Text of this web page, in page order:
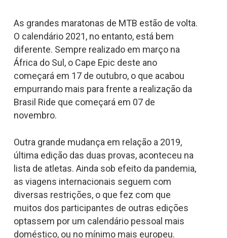
As grandes maratonas de MTB estão de volta.
O calendário 2021, no entanto, está bem
diferente. Sempre realizado em março na
África do Sul, o Cape Epic deste ano
começará em 17 de outubro, o que acabou
empurrando mais para frente a realização da
Brasil Ride que começará em 07 de
novembro.
Outra grande mudança em relação a 2019,
última edição das duas provas, aconteceu na
lista de atletas. Ainda sob efeito da pandemia,
as viagens internacionais seguem com
diversas restrições, o que fez com que
muitos dos participantes de outras edições
optassem por um calendário pessoal mais
doméstico, ou no mínimo mais europeu.